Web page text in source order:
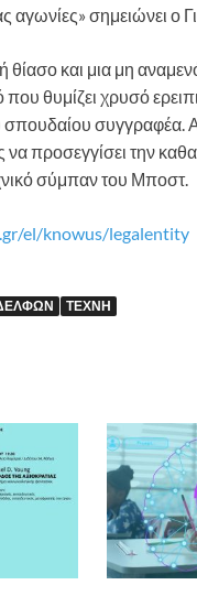
αγωνίες» σημειώνει ο
θίασο και μια μη
που θυμίζει χρυσό
συγγραφέα.
προσεγγίσει την
σύμπαν του Μποστ.
el/knowus/legalentity
ΤΈΧΝΗ